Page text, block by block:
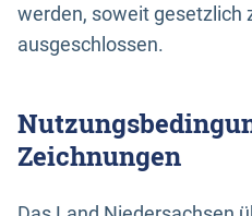
werden, soweit gesetzlich
ausgeschlossen.
Zeichnungen